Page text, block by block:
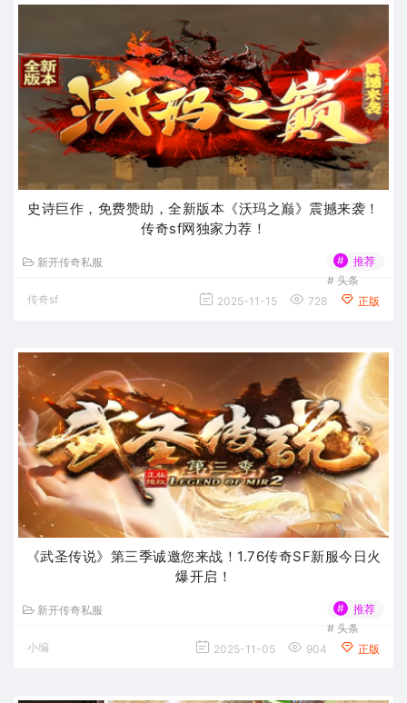
史诗巨作，免费赞助，全新版本《沃玛之巅》震撼来袭！
传奇sf网独家力荐！
新开传奇私服 #
推荐
# 头条
传奇sf
2025-11-15 728 正版
《武圣传说》第三季诚邀您来战！1.76传奇SF新服今日火
爆开启！
新开传奇私服 #
推荐
# 头条
小编
2025-11-05 904 正版